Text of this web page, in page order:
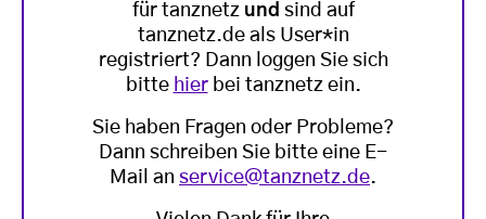
für tanznetz und sind auf
tanznetz.de als User*in
registriert? Dann loggen Sie sich
bitte hierbei tanznetz ein.
Sie haben Fragen oder Probleme?
Dann schreiben Sie bitte eine E-
Mail an service@tanznetz.de.